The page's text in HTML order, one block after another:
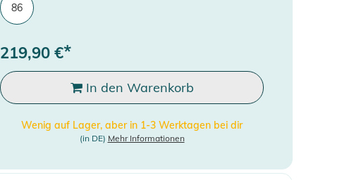
86
219,90 €*
In den Warenkorb
Wenig auf Lager, aber in 1-3 Werktagen bei dir
(in DE) Mehr Informationen